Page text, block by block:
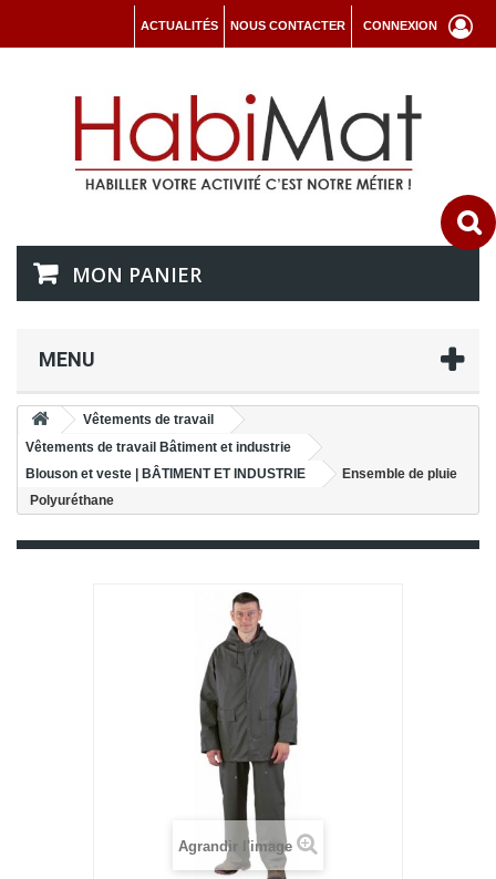
CONNEXION
NOUS CONTACTER
ACTUALITÉS
MON PANIER
MENU
Vêtements de travail
Vêtements de travail Bâtiment et industrie
Blouson et veste | BÂTIMENT ET INDUSTRIE
Ensemble de pluie
Polyuréthane
Agrandir l'image